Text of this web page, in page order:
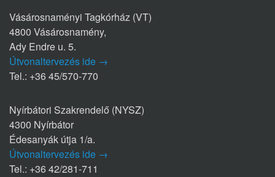
Vásárosnaményi Tagkórház (VT)
4800 Vásárosnamény,
Ady Endre u. 5.
Útvonaltervezés ide →
Tel.: +36 45/570-770
Nyírbátori Szakrendelő (NYSZ)
4300 Nyírbátor
Édesanyák útja 1/a.
Útvonaltervezés ide →
Tel.: +36 42/281-711